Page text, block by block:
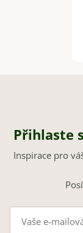
Přihlaste
Inspirace pro